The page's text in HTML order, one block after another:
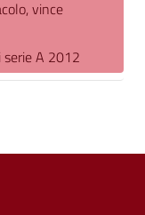
vince
serie A 2012